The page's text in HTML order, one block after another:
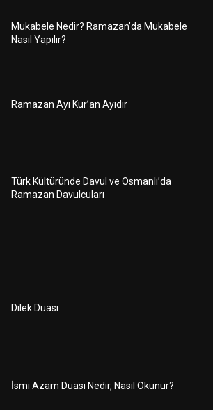
Mukabele Nedir? Ramazan’da Mukabele
Nasıl Yapılır?
Ramazan Ayı Kur’an Ayıdır
Türk Kültüründe Davul ve Osmanlı’da
Ramazan Davulcuları
Dilek Duası
İsmi Azam Duası Nedir, Nasıl Okunur?